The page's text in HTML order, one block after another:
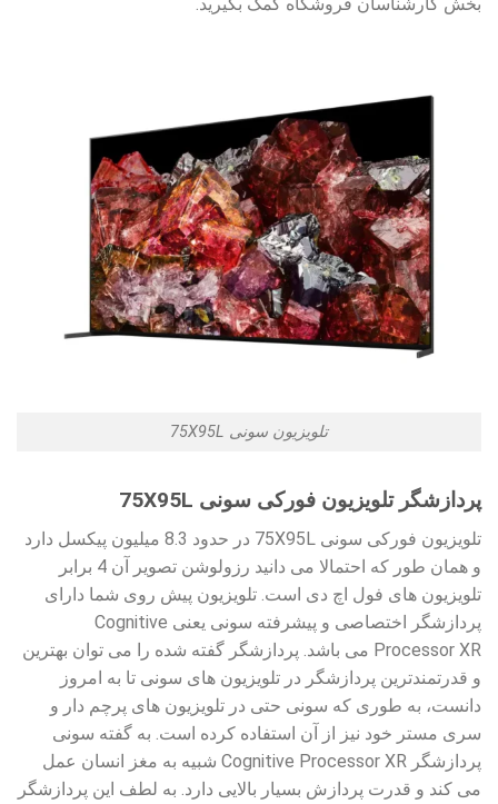
تلویزیون سونی 75X95L
پردازشگر تلویزیون فورکی سونی 75X95L
تلویزیون فورکی سونی 75X95L در حدود 8.3 میلیون پیکسل دارد
و همان طور که احتمالا می دانید رزولوشن تصویر آن 4 برابر
تلویزیون های فول اچ دی است. تلویزیون پیش روی شما دارای
پردازشگر اختصاصی و پیشرفته سونی یعنی Cognitive
Processor XR می باشد. پردازشگر گفته شده را می توان بهترین
و قدرتمندترین پردازشگر در تلویزیون های سونی تا به امروز
دانست، به طوری که سونی حتی در تلویزیون های پرچم دار و
سری مستر خود نیز از آن استفاده کرده است. به گفته سونی
پردازشگر Cognitive Processor XR شبیه به مغز انسان عمل
می کند و قدرت پردازش بسیار بالایی دارد. به لطف این پردازشگر